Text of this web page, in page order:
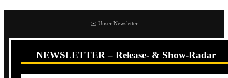
✉️ Unser Newsletter
NEWSLETTER – Release- & Show-Radar